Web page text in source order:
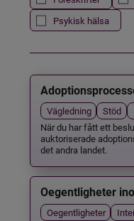
Psykisk hälsa
Vägledning Stöd
När du har fått ett
auktoriserade
det andra landet.
Oegentligheter
Oegentligheter